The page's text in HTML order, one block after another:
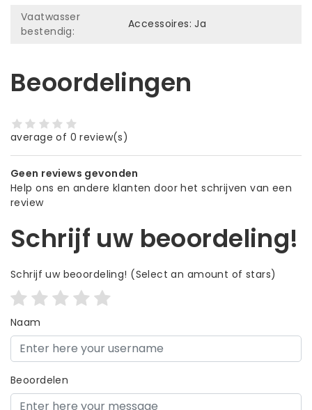
Vaatwasser
bestendig:
Accessoires: Ja
Beoordelingen
average of 0 review(s)
Geen reviews gevonden
Help ons en andere klanten door het schrijven van een
review
Schrijf uw beoordeling!
Schrijf uw beoordeling! (Select an amount of stars)
Naam
Beoordelen